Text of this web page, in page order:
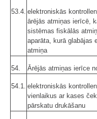
53.4. elektroniskās
ārējās atmiņas ierīcē,
sistēmas fiskālās
aparāta, kurā glabājas
atmiņa
54. Ārējās atmiņas ierīce
54.1. elektroniskās
vienlaikus ar kases
pārskatu drukāšanu